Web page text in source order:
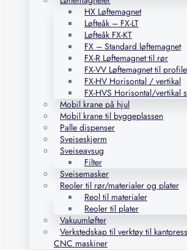
HX Løftemagnet
Løfteåk – FX-LT
Løfteåk FX-KT
FX – Standard løftemagnet
FX-R Løftemagnet til rør
FX-VV Løftemagnet til
FX-HV Horisontal / vertikal
FX-HVS Horisontal/vertikal
Mobil krane på hjul
Mobil krane til byggeplassen
Palle dispenser
Sveiseskjerm
Sveiseavsug
Filter
Sveisemasker
Reoler til rør/materialer og plater
Reol til materialer
Reoler til plater
Vakuumløfter
Verkstedskap til verktøy til
CNC maskiner